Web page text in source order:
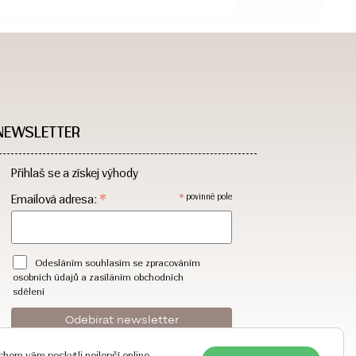
Přihlaš se a získej výhody
* povinné pole
Emailová adresa: *
Odesláním souhlasím se zpracováním
osobních údajů a zasíláním obchodních
sdělení